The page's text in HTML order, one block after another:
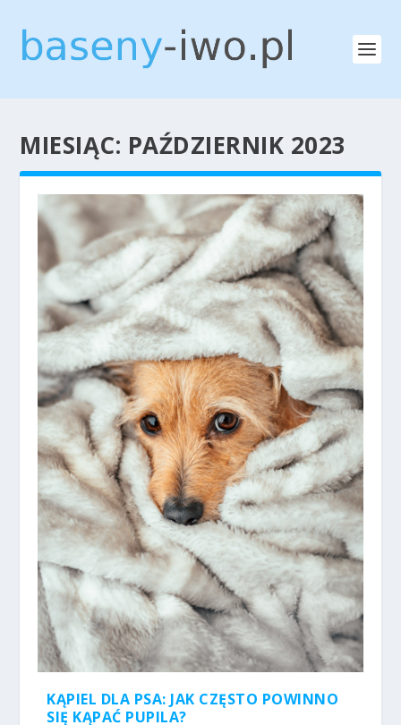
MIESIĄC: PAŹDZIERNIK 2023
KĄPIEL DLA PSA: JAK CZĘSTO POWINNO
SIĘ KĄPAĆ PUPILA?